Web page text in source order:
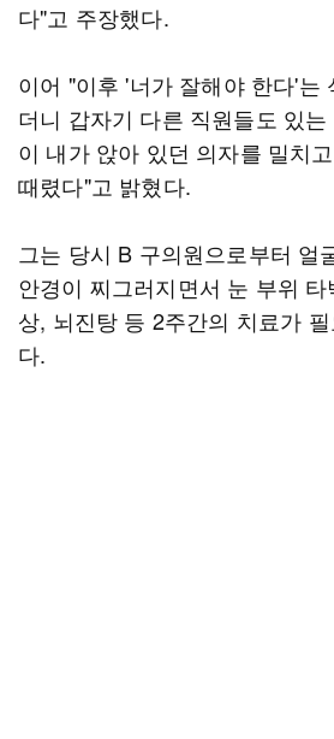
다"고 주장했다.
이어 "이후 '너가 잘해야 한다'는
더니 갑자기 다른 직원들도 있
이 내가 앉아 있던 의자를 밀치
때렸다"고 밝혔다.
그는 당시 B 구의원으로부터 얼
안경이 찌그러지면서 눈 부위
상, 뇌진탕 등 2주간의 치료가
다.